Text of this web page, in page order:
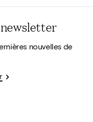
nouvelles de